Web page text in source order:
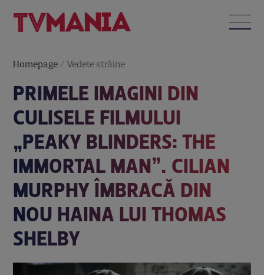
Homepage /Vedete străine
PRIMELE IMAGINI DIN
CULISELE FILMULUI
„PEAKY BLINDERS: THE
IMMORTAL MAN”. CILIAN
MURPHY ÎMBRACĂ DIN
NOU HAINA LUI THOMAS
SHELBY